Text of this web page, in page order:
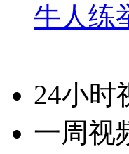
牛人练
24小时
一周视